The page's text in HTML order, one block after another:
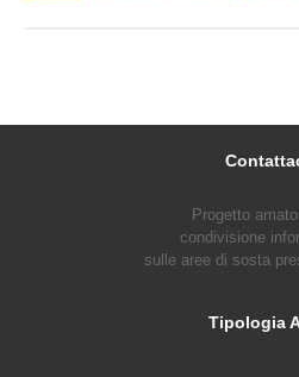
Progetto
condivisione
sulle aree di sosta
Tipologia